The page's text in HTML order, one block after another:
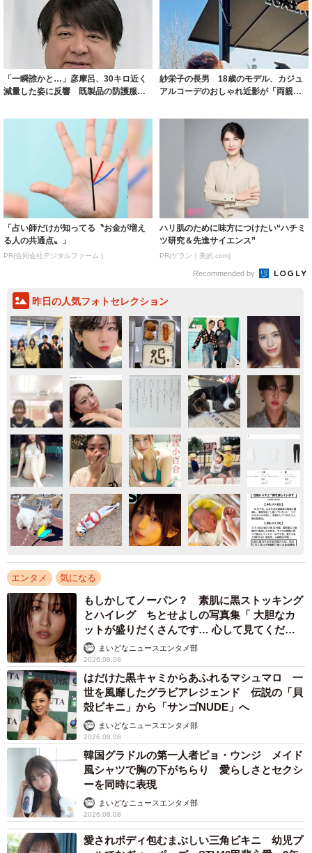
「一瞬誰かと…」彦摩呂、30キロ近く
減量した姿に反響 既製品の防護服が
紗栄子の長男 18歳のモデル、カジュ
アルコーデのおしゃれ近影が「両親の
「占い師だけが知ってる〝お金が増え
る人の共通点〟」
PR(合同会社デジタルファーム )
ハリ肌のために味方につけたい“ハチミ
ツ研究＆先進サイエンス”
PR(ゲラン｜美的.com)
Recommended by
昨日の人気フォトセレクション
エンタメ 気になる
もしかしてノーパン？ 素肌に黒ストッキング
とハイレグ ちとせよしの写真集「 大胆なカ
ットが盛りだくさんです… 心して見てくださ
い」まいどなニュースエンタメ部
2026.08.08
はだけた黒キャミからあふれるマシュマロ 一
世を風靡したグラビアレジェンド 伝説の「貝
殻ビキニ」から「サンゴNUDE」へ
まいどなニュースエンタメ部
2026.08.08
韓国グラドルの第一人者ピョ・ウンジ メイド
風シャツで胸の下がちらり 愛らしさとセクシ
ーを同時に表現
まいどなニュースエンタメ部
2026.08.08
愛されボディ包むまぶしい三角ビキニ 幼児プ